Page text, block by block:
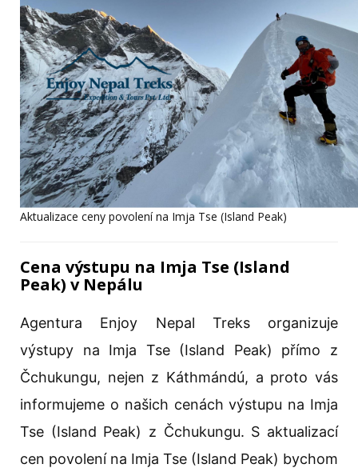
Aktualizace ceny povolení na Imja Tse (Island Peak)
Cena výstupu na Imja Tse (Island
Peak) v Nepálu
Agentura Enjoy Nepal Treks organizuje
výstupy na Imja Tse (Island Peak) přímo z
Čchukungu, nejen z Káthmándú, a proto vás
informujeme o našich cenách výstupu na Imja
Tse (Island Peak) z Čchukungu. S aktualizací
cen povolení na Imja Tse (Island Peak) bychom